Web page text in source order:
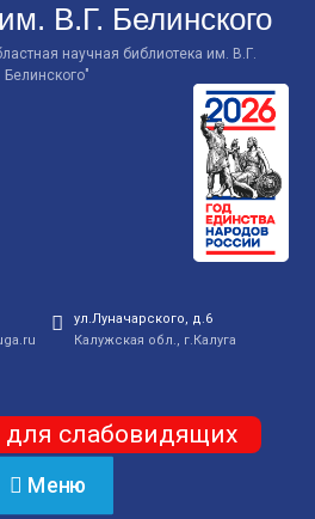
В.Г. Белинского
научная библиотека им. В.Г.
Белинского"
ул.Луначарского, д.6
Калужская обл., г.Калуга
для слабовидящих
Меню